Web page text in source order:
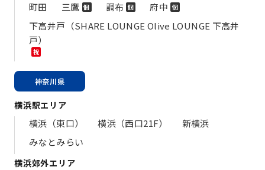
町田
三鷹 個 調布 個 府中 個
下高井戸（SHARE LOUNGE Olive LOUNGE 下高井
戸）
祝
神奈川県
横浜駅エリア
横浜（東口） 横浜（西口21F）
新横浜
みなとみらい
横浜郊外エリア